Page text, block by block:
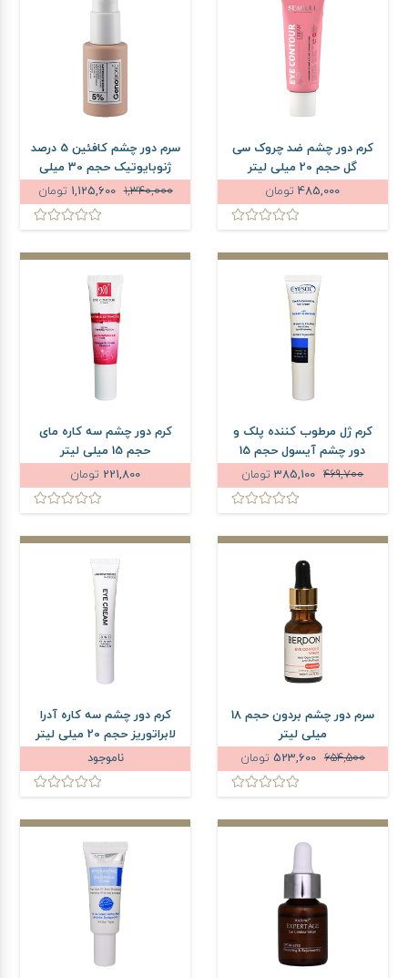
کرم دور چشم ضد چروک سی
گل حجم 20 میلی لیتر
485,000 تومان
سرم دور چشم کافئین 5 درصد
ژنوبایوتیک حجم 30 میلی
لیتر 1,340,000
1,125,600 تومان
کرم ژل مرطوب کننده پلک و
دور چشم آیسول حجم 15
میلی لیتر469,700 تومان
کرم دور چشم سه کاره مای
حجم 15 میلی لیتر
221,800 تومان
سرم دور چشم بردون حجم 18
میلی لیتر
654,500
523,600 تومان
کرم دور چشم سه کاره آدرا
لابراتوریز حجم 20 میلی لیتر
ناموجود